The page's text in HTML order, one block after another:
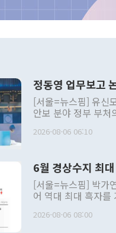
정동영 업무보고
[서울=뉴스핌] 유신
안보 분야 정부 부처
발언 중에는 정부 내
주의적 희망에 근거
관의 대북 정책 관련
관 부처 장관이 공개
관의 무리한 대북 접
다. [정동영 통일부 장관이 지난달 23일 오후 서울 종로구 정부서울청사에
2026-08-06 06:10
6월 경상수지 최
[서울=뉴스핌] 박가
어 역대 최대 흑자
료=한국은행] 한국은행이 6일 발표한 '2026년 6월 국제수지(잠정)'에 따르
2026-08-06 08:00